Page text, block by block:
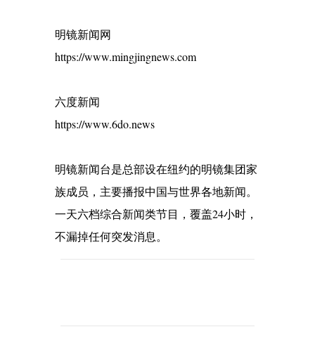
明镜新闻网
https://www.mingjingnews.com
六度新闻
https://www.6do.news
明镜新闻台是总部设在纽约的明镜集团家
族成员，主要播报中国与世界各地新闻。
一天六档综合新闻类节目，覆盖24小时，
不漏掉任何突发消息。